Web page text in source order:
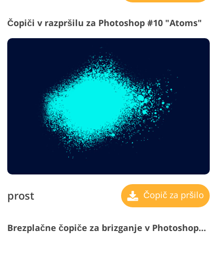
Čopiči v razpršilu za Photoshop #10 "Atoms"
prost Čopič za pršilo
Brezplačne čopiče za brizganje v Photoshopu #11 "Abstraction"